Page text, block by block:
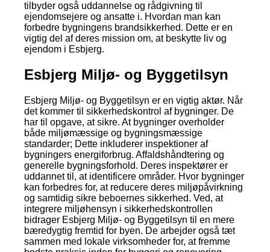
tilbyder også uddannelse og rådgivning til
ejendomsejere og ansatte i. Hvordan man kan
forbedre bygningens brandsikkerhed. Dette er en
vigtig del af deres mission om, at beskytte liv og
ejendom i Esbjerg.
Esbjerg Miljø- og Byggetilsyn
Esbjerg Miljø- og Byggetilsyn er en vigtig aktør. Når
det kommer til sikkerhedskontrol af bygninger. De
har til opgave, at sikre. At bygninger overholder
både miljømæssige og bygningsmæssige
standarder; Dette inkluderer inspektioner af
bygningers energiforbrug. Affaldshåndtering og
generelle bygningsforhold. Deres inspektører er
uddannet til, at identificere områder. Hvor bygninger
kan forbedres for, at reducere deres miljøpåvirkning
og samtidig sikre beboernes sikkerhed. Ved, at
integrere miljøhensyn i sikkerhedskontrollen
bidrager Esbjerg Miljø- og Byggetilsyn til en mere
bæredygtig fremtid for byen. De arbejder også tæt
sammen med lokale virksomheder for, at fremme